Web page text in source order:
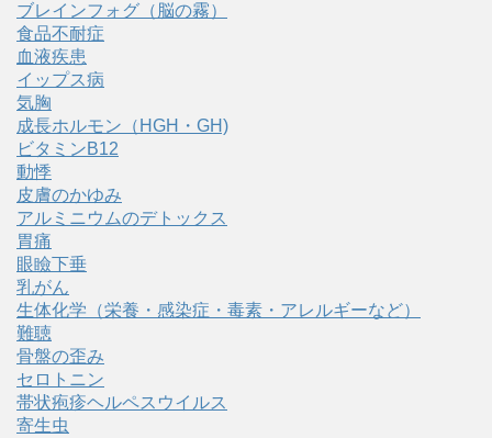
ブレインフォグ（脳の霧）
食品不耐症
血液疾患
イップス病
気胸
成長ホルモン（HGH・GH)
ビタミンB12
動悸
皮膚のかゆみ
アルミニウムのデトックス
胃痛
眼瞼下垂
乳がん
生体化学（栄養・感染症・毒素・アレルギーなど）
難聴
骨盤の歪み
セロトニン
帯状疱疹ヘルペスウイルス
寄生虫